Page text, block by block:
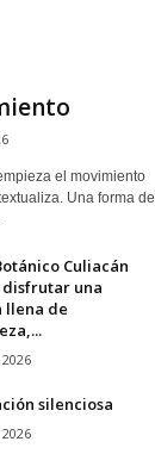
el movimiento
Una forma de
Culiacán
una
llena de
silenciosa